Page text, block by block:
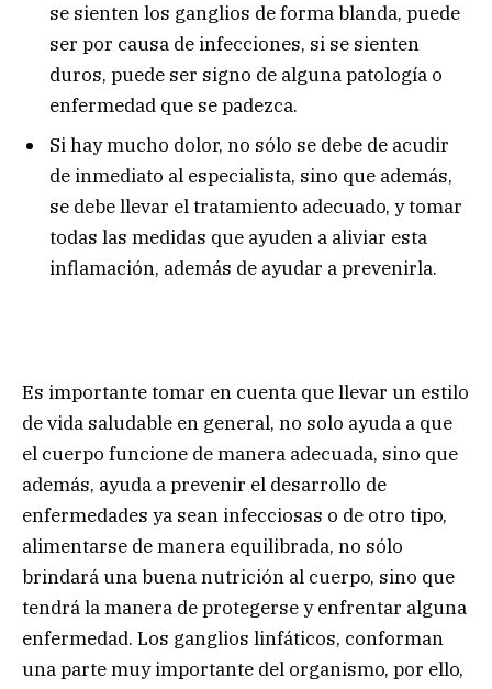
se sienten los ganglios de forma blanda, puede
ser por causa de infecciones, si se sienten
duros, puede ser signo de alguna patología o
enfermedad que se padezca.
Si hay mucho dolor, no sólo se debe de acudir
de inmediato al especialista, sino que además,
se debe llevar el tratamiento adecuado, y tomar
todas las medidas que ayuden a aliviar esta
inflamación, además de ayudar a prevenirla.
Es importante tomar en cuenta que llevar un estilo
de vida saludable en general, no solo ayuda a que
el cuerpo funcione de manera adecuada, sino que
además, ayuda a prevenir el desarrollo de
enfermedades ya sean infecciosas o de otro tipo,
alimentarse de manera equilibrada, no sólo
brindará una buena nutrición al cuerpo, sino que
tendrá la manera de protegerse y enfrentar alguna
enfermedad. Los ganglios linfáticos, conforman
una parte muy importante del organismo, por ello,